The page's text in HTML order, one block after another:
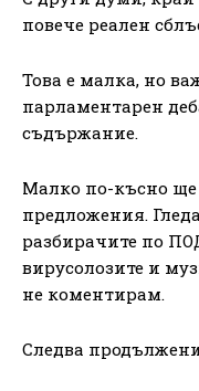
повече реален
Това е малка, но
парламентарен
съдържание.
Малко по-късно ще
предложения.
разбирачите по
вирусолозите и
не коментирам.
Следва